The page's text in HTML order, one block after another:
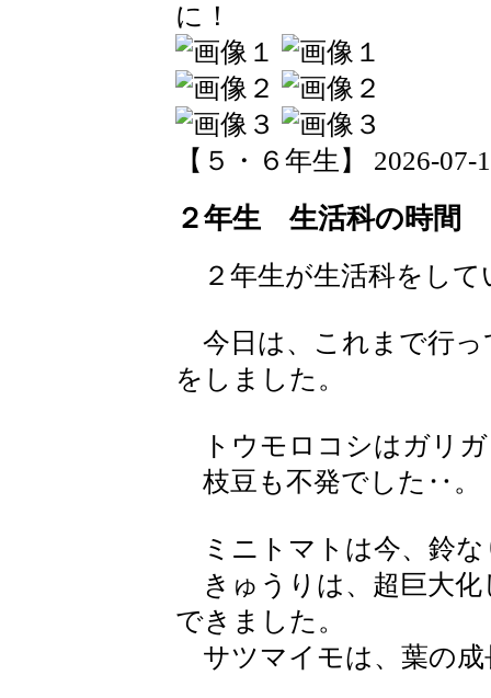
に！
【５・６年生】 2026-07-
２年生 生活科の時間
２年生が生活科をして
今日は、これまで行っ
をしました。
トウモロコシはガリ
枝豆も不発でした‥。
ミニトマトは今、鈴な
きゅうりは、超巨大化
できました。
サツマイモは、葉の成